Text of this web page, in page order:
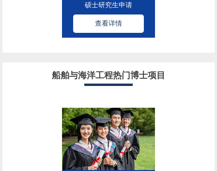
硕士研究生申请
查看详情
船舶与海洋工程热门博士项目